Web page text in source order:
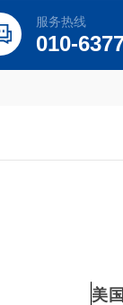
服务热线
010-
美